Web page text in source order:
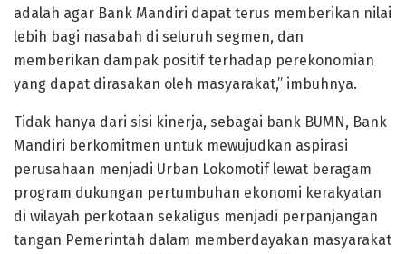
adalah agar Bank Mandiri dapat terus memberikan nilai
lebih bagi nasabah di seluruh segmen, dan
memberikan dampak positif terhadap perekonomian
yang dapat dirasakan oleh masyarakat,” imbuhnya.
Tidak hanya dari sisi kinerja, sebagai bank BUMN, Bank
Mandiri berkomitmen untuk mewujudkan aspirasi
perusahaan menjadi Urban Lokomotif lewat beragam
program dukungan pertumbuhan ekonomi kerakyatan
di wilayah perkotaan sekaligus menjadi perpanjangan
tangan Pemerintah dalam memberdayakan masyarakat